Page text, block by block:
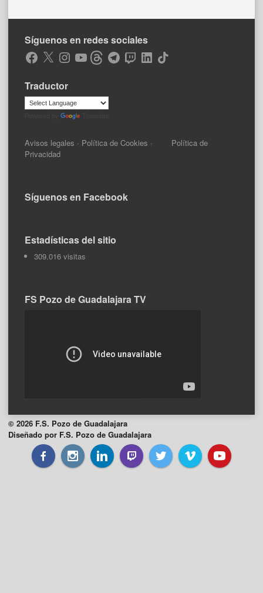
Síguenos en redes sociales
Facebook
X Instagram
YouTubeThreadsTelegramTwitchLinkedIn
TikTok
Traductor
Avisos legales · Política de Cookies · Política de
Privacidad
Síguenos en Facebook
Estadísticas del sitio
309.016 visitas
FS Pozo de Guadalajara TV
© 2026 F.S. Pozo de Guadalajara
Diseñado por F.S. Pozo de Guadalajara